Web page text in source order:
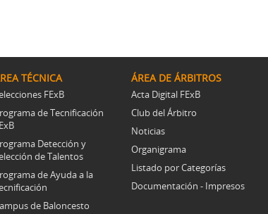
TÉCNICA
FExB
de Tecnificación
Detección y
de Talentos
de Ayuda a la
de Baloncesto
ÁREA DE ÁRBITROS
Acta Digital FExB
Club del Árbitro
Noticias
Organigrama
Listado por Categorías
Documentación - Impresos